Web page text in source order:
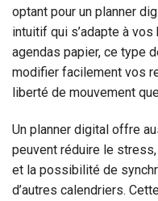
optant pour un planner
intuitif qui s’adapte à
agendas papier, ce type
modifier facilement vos
liberté de mouvement
Un planner digital offre
peuvent réduire le
et la possibilité de
d’autres calendriers.